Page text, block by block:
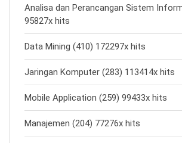
Analisa dan Perancangan Sistem
95827x hits
Data Mining (410) 172297x hits
Jaringan Komputer (283) 113414x hits
Mobile Application (259) 99433x hits
Manajemen (204) 77276x hits